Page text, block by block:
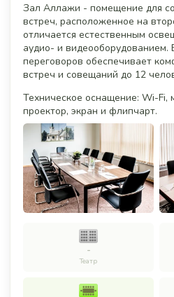
Зал Аллажи - помещение для
встреч, расположенное на
отличается естественным
аудио- и видеооборудованием.
переговоров обеспечивает
встреч и совещаний до 12
Техническое оснащение: Wi-Fi,
проектор, экран и флипчарт.
-
Театр